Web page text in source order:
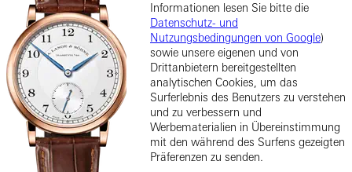
Informationen lesen Sie bitte die
Datenschutz- und
Nutzungsbedingungen von Google)
sowie unsere eigenen und von
Drittanbietern bereitgestellten
analytischen Cookies, um das
Surferlebnis des Benutzers zu verstehen
und zu verbessern und
Werbematerialien in Übereinstimmung
mit den während des Surfens gezeigten
Präferenzen zu senden.